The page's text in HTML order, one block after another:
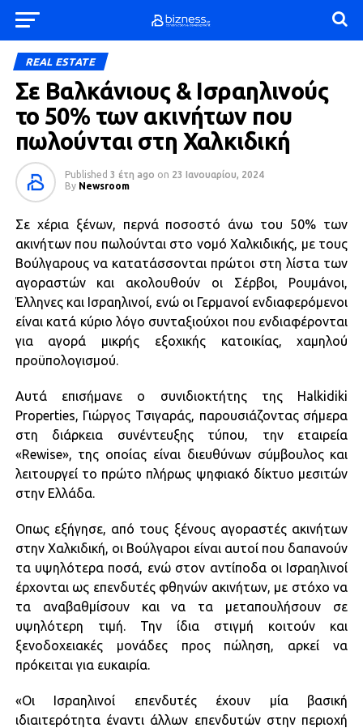
REAL ESTATE
Σε Βαλκάνιους & Ισραηλινούς
το 50% των ακινήτων που
πωλούνται στη Χαλκιδική
Published 3 έτη ago on 23 Ιανουαρίου, 2024
By Newsroom
Σε χέρια ξένων, περνά ποσοστό άνω του 50% των
ακινήτων που πωλούνται στο νομό Χαλκιδικής, με τους
Βούλγαρους να κατατάσσονται πρώτοι στη λίστα των
αγοραστών και ακολουθούν οι Σέρβοι, Ρουμάνοι,
Έλληνες και Ισραηλινοί, ενώ οι Γερμανοί ενδιαφερόμενοι
είναι κατά κύριο λόγο συνταξιούχοι που ενδιαφέρονται
για αγορά μικρής εξοχικής κατοικίας, χαμηλού
προϋπολογισμού.
Αυτά επισήμανε ο συνιδιοκτήτης της Halkidiki
Properties, Γιώργος Τσιγαράς, παρουσιάζοντας σήμερα
στη διάρκεια συνέντευξης τύπου, την εταιρεία
«Rewise», της οποίας είναι διευθύνων σύμβουλος και
λειτουργεί το πρώτο πλήρως ψηφιακό δίκτυο μεσιτών
στην Ελλάδα.
Οπως εξήγησε, από τους ξένους αγοραστές ακινήτων
στην Χαλκιδική, οι Βούλγαροι είναι αυτοί που δαπανούν
τα υψηλότερα ποσά, ενώ στον αντίποδα οι Ισραηλινοί
έρχονται ως επενδυτές φθηνών ακινήτων, με στόχο να
τα αναβαθμίσουν και να τα μεταπουλήσουν σε
υψηλότερη τιμή. Την ίδια στιγμή κοιτούν και
ξενοδοχειακές μονάδες προς πώληση, αρκεί να
πρόκειται για ευκαιρία.
«Οι Ισραηλινοί επενδυτές έχουν μία βασική
ιδιαιτερότητα έναντι άλλων επενδυτών στην περιοχή